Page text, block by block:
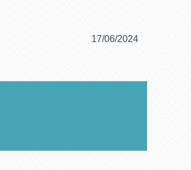
17/06/2024